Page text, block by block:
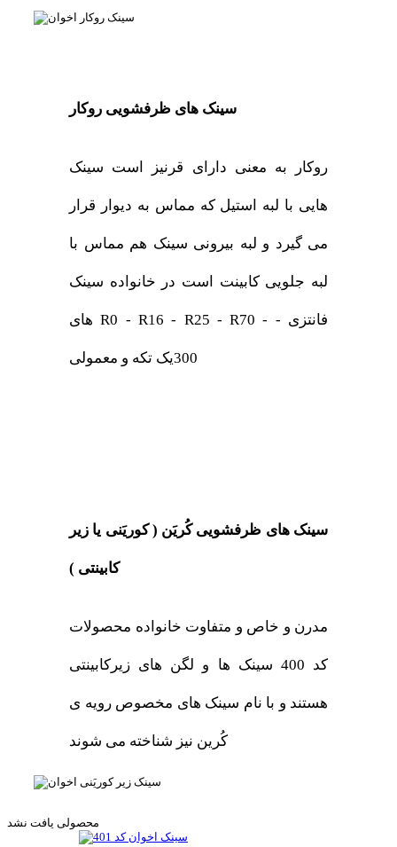
سینک های ظرفشویی روکار
روکار به معنی دارای قرنیز است سینک
هایی با لبه استیل که مماس به دیوار قرار
می گیرد و لبه بیرونی سینک هم مماس با
لبه جلویی کابینت است در خانواده سینک
های R0 - R16 - R25 - R70 - فانتزی -
300یک تکه و معمولی
سینک های ظرفشویی کُریَن ( کوریَنی یا زیر
کابینتی )
مدرن و خاص و متفاوت خانواده محصولات
کد 400 سینک ها و لگن های زیرکابینتی
هستند و با نام سینک های مخصوص رویه ی
کُرین نیز شناخته می شوند
محصولی یافت نشد